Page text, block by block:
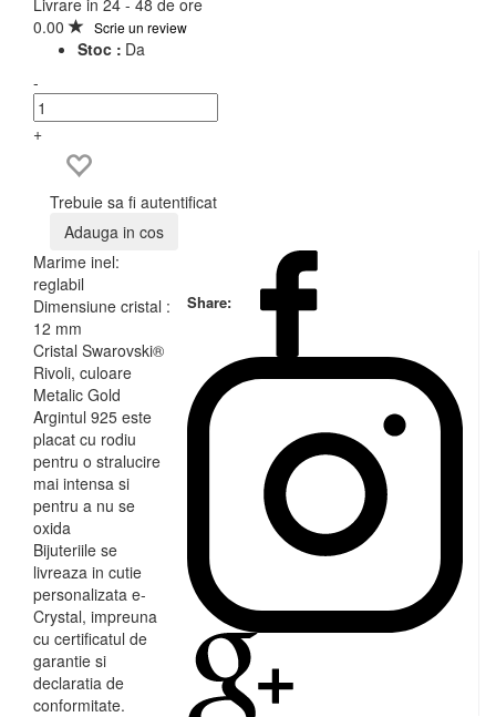
0.00
Scrie un review
Stoc : Da
-
+
Trebuie sa fi autentificat
Adauga in cos
Share:
Marime inel:
reglabil
Dimensiune cristal :
12 mm
Cristal Swarovski®
Rivoli, culoare
Metalic Gold
Argintul 925 este
placat cu rodiu
pentru o stralucire
mai intensa si
pentru a nu se
oxida
Bijuteriile se
livreaza in cutie
personalizata e-
Crystal, impreuna
cu certificatul de
garantie si
declaratia de
conformitate.